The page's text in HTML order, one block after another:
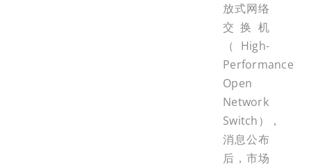
放式网络
交换机
（High-
Performance
Open
Network
Switch），
消息公布
后，市场